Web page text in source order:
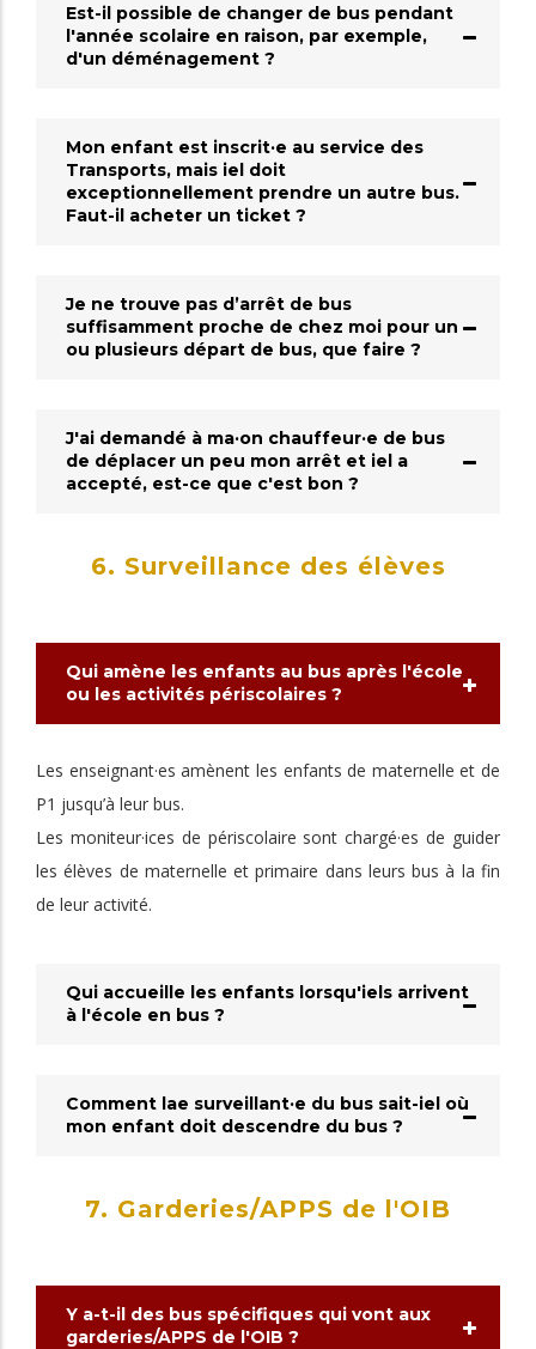
Est-il possible de changer de bus pendant
l'année scolaire en raison, par exemple,
d'un déménagement ?
Mon enfant est inscrit·e au service des
Transports, mais iel doit
exceptionnellement prendre un autre bus.
Faut-il acheter un ticket ?
Je ne trouve pas d’arrêt de bus
suffisamment proche de chez moi pour un
ou plusieurs départ de bus, que faire ?
J'ai demandé à ma·on chauffeur·e de bus
de déplacer un peu mon arrêt et iel a
accepté, est-ce que c'est bon ?
6. Surveillance des élèves
Qui amène les enfants au bus après l'école
ou les activités périscolaires ?
Les enseignant·es amènent les enfants de maternelle et de
P1 jusqu’à leur bus.
Les moniteur·ices de périscolaire sont chargé·es de guider
les élèves de maternelle et primaire dans leurs bus à la fin
de leur activité.
Qui accueille les enfants lorsqu'iels arrivent
à l'école en bus ?
Comment lae surveillant·e du bus sait-iel où
mon enfant doit descendre du bus ?
7. Garderies/APPS de l'OIB
Y a-t-il des bus spécifiques qui vont aux
garderies/APPS de l'OIB ?